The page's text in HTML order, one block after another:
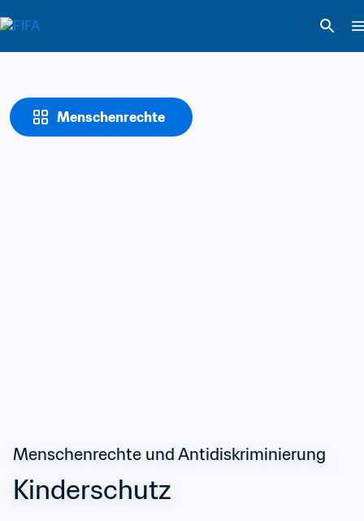
Menschenrechte
Menschenrechte und Antidiskriminierung
Kinderschutz